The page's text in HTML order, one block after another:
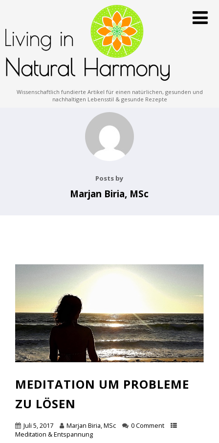
Wissenschaftlich fundierte Artikel für einen natürlichen, gesunden und
nachhaltigen Lebensstil & gesunde Rezepte
Posts by
Marjan Biria, MSc
MEDITATION UM PROBLEME
ZU LÖSEN
Juli 5, 2017 Marjan Biria, MSc
0 Comment
Meditation & Entspannung